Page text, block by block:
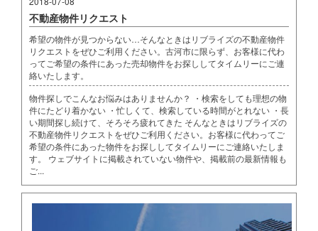
不動産物件リクエスト
希望の物件が見つからない…そんなときはリブライズの不動産物件
リクエストをぜひご利用ください。古河市に限らず、お客様に代わ
ってご希望の条件にあった売却物件をお探ししてタイムリーにご連
絡いたします。
物件探しでこんなお悩みはありませんか？ ・検索をしても理想の物
件にたどり着かない ・忙しくて、検索している時間がとれない ・長
い期間探し続けて、そろそろ疲れてきた そんなときはリブライズの
不動産物件リクエストをぜひご利用ください。お客様に代わってご
希望の条件にあった物件をお探ししてタイムリーにご連絡いたしま
す。 ウェブサイトに掲載されていない物件や、掲載前の最新情報も
ご...